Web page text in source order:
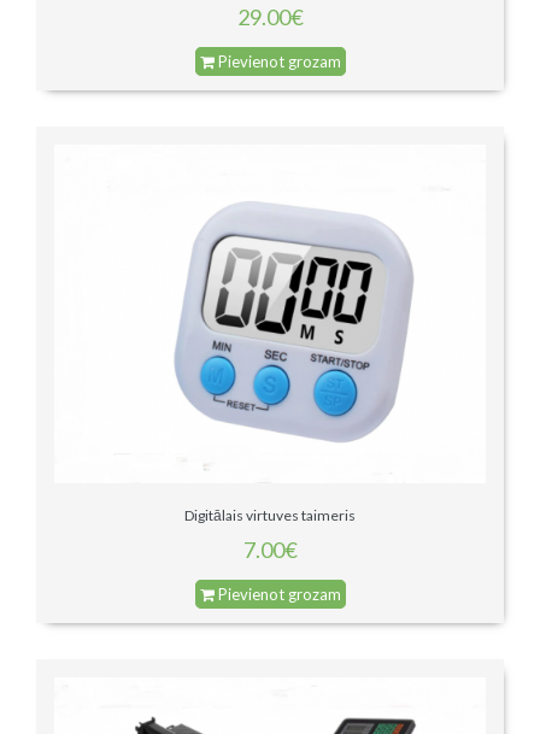
29.00€
Pievienot grozam
Digitālais virtuves taimeris
7.00€
Pievienot grozam